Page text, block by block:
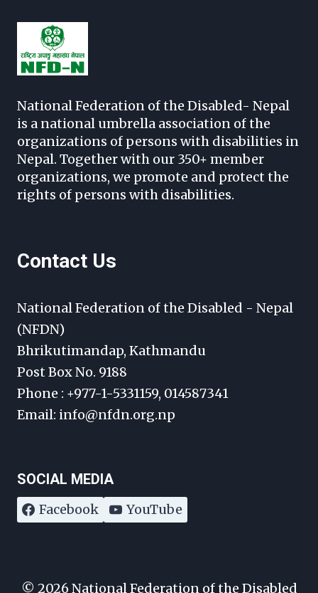
National Federation of the Disabled- Nepal
is a national umbrella association of the
organizations of persons with disabilities in
Nepal. Together with our 350+ member
organizations, we promote and protect the
rights of persons with disabilities.
Contact Us
National Federation of the Disabled - Nepal
(NFDN)
Bhrikutimandap, Kathmandu
Post Box No. 9188
Phone : +977-1-5331159, 014587341
Email: info@nfdn.org.np
SOCIAL MEDIA
Facebook YouTube
© 2026 National Federation of the Disabled